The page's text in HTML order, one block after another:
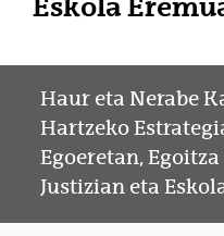
Eskola
Haur eta Nerabe
Hartzeko
Egoeretan,
Justizian eta